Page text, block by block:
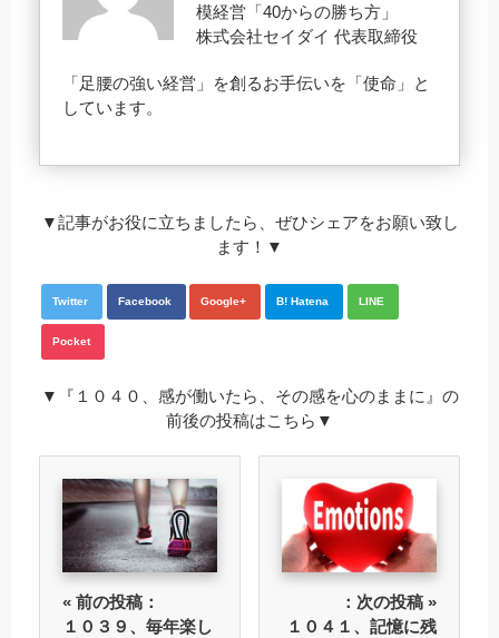
模経営「40からの勝ち方」
株式会社セイダイ 代表取締役
「足腰の強い経営」を創るお手伝いを「使命」と
しています。
▼記事がお役に立ちましたら、ぜひシェアをお願い致し
ます！▼
Twitter Facebook Google+ B! Hatena LINE
Pocket
▼『１０４０、感が働いたら、その感を心のままに』の
前後の投稿はこちら▼
« 前の投稿：
１０３９、毎年楽し
：次の投稿 »
１０４１、記憶に残